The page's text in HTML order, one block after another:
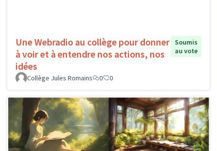
Une Webradio au collège pour donner
à voir et à entendre nos actions, nos
idées
Soumis
au vote
Collège Jules Romains 0 0